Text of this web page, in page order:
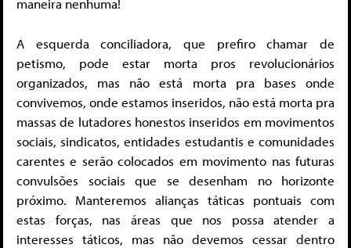
maneira nenhuma!
A esquerda conciliadora, que prefiro chamar de
petismo, pode estar morta pros revolucionários
organizados, mas não está morta pra bases onde
convivemos, onde estamos inseridos, não está morta pra
massas de lutadores honestos inseridos em movimentos
sociais, sindicatos, entidades estudantis e comunidades
carentes e serão colocados em movimento nas futuras
convulsões sociais que se desenham no horizonte
próximo. Manteremos alianças táticas pontuais com
estas forças, nas áreas que nos possa atender a
interesses táticos, mas não devemos cessar dentro